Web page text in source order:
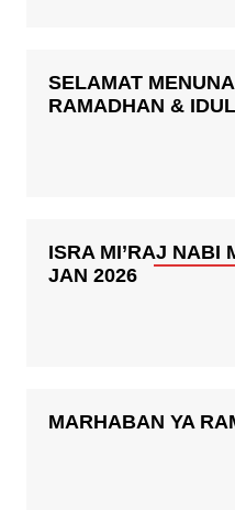
SELAMAT
RAMADHAN &
ISRA MI’RAJ NABI
JAN 2026
MARHABAN YA